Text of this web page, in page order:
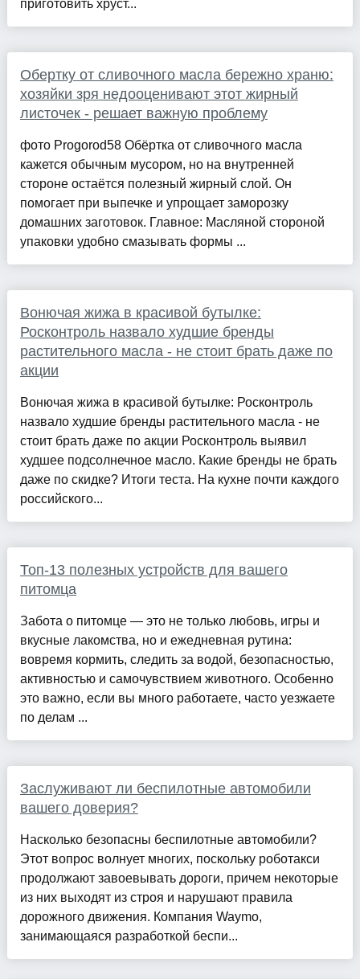
приготовить хруст...
Обертку от сливочного масла бережно храню:
хозяйки зря недооценивают этот жирный
листочек - решает важную проблему
фото Progorod58 Обёртка от сливочного масла
кажется обычным мусором, но на внутренней
стороне остаётся полезный жирный слой. Он
помогает при выпечке и упрощает заморозку
домашних заготовок. Главное: Масляной стороной
упаковки удобно смазывать формы ...
Вонючая жижа в красивой бутылке:
Росконтроль назвало худшие бренды
растительного масла - не стоит брать даже по
акции
Вонючая жижа в красивой бутылке: Росконтроль
назвало худшие бренды растительного масла - не
стоит брать даже по акции Росконтроль выявил
худшее подсолнечное масло. Какие бренды не брать
даже по скидке? Итоги теста. На кухне почти каждого
российского...
Топ-13 полезных устройств для вашего
питомца
Забота о питомце — это не только любовь, игры и
вкусные лакомства, но и ежедневная рутина:
вовремя кормить, следить за водой, безопасностью,
активностью и самочувствием животного. Особенно
это важно, если вы много работаете, часто уезжаете
по делам ...
Заслуживают ли беспилотные автомобили
вашего доверия?
Насколько безопасны беспилотные автомобили?
Этот вопрос волнует многих, поскольку роботакси
продолжают завоевывать дороги, причем некоторые
из них выходят из строя и нарушают правила
дорожного движения. Компания Waymo,
занимающаяся разработкой беспи...